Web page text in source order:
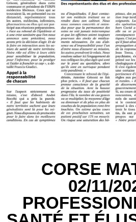
CORSE
02/11/